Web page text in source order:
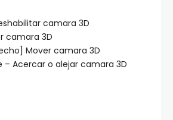
camara 3D
camara 3D
Mover camara 3D
– Acercar o alejar camara 3D